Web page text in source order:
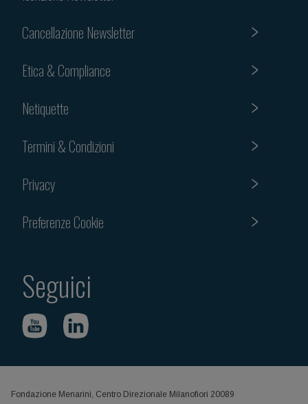
Cancellazione Newsletter
Etica & Compliance
Netiquette
Termini & Condizioni
Privacy
Preferenze Cookie
Seguici
Fondazione Menarini, Centro Direzionale Milanofiori 20089